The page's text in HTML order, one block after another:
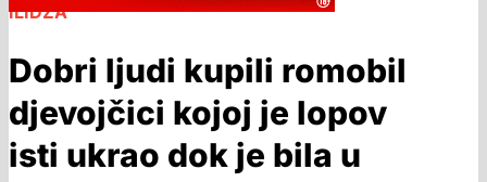
ILIDŽA
Dobri ljudi kupili romobil
djevojčici kojoj je lopov
isti ukrao dok je bila u